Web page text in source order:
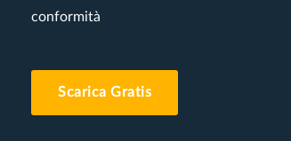
conformità
Scarica Gratis